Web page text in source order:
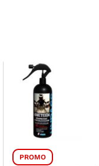
PROMO